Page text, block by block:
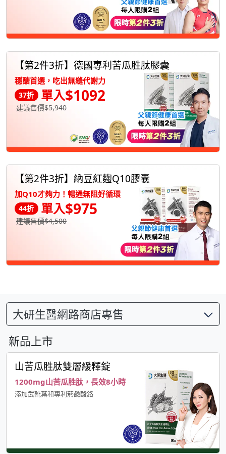
【第2件3折】德國專利苦瓜胜肽膠囊
穩醣首選，吃出無縫代謝力
37折 單入$1092
建議售價$5,940
【第2件3折】納豆紅麴Q10膠囊
加Q10才夠力！暢通無阻好循環
44折 單入$975
建議售價$4,500
大研生醫網路商店專售
新品上市
山苦瓜胜肽雙層緩釋錠
1200mg山苦瓜胜肽，長效8小時
添加武靴葉和專利菸鹼酸鉻